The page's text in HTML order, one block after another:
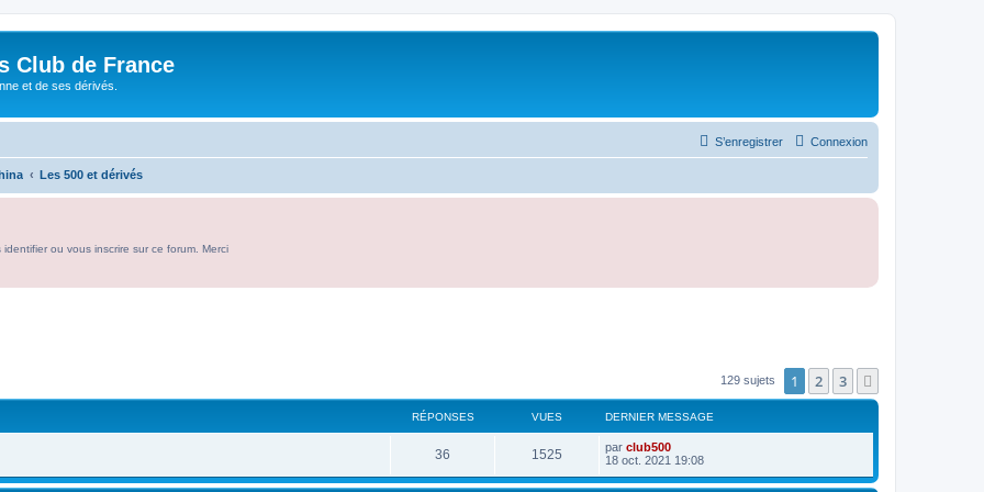
Club de France
et de ses dérivés.
Connexion
S’enregistrer
Les 500 et dérivés
ou vous inscrire sur ce forum. Merci
129 sujets 1 2 3
RÉPONSES VUES DERNIER MESSAGE
36
é
1525
u
D
e
n
par club500
18 oct. 2021 19:08